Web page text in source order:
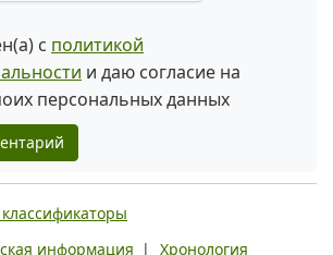
с политикой
и даю согласие на
персональных данных
информация | Хронология